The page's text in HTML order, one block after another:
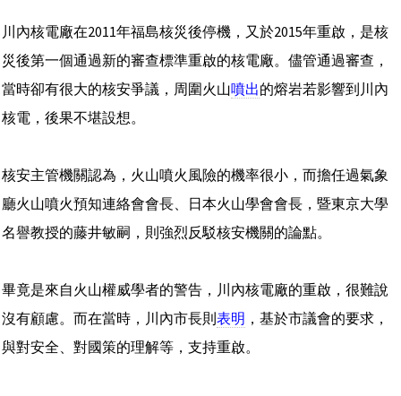
川內核電廠在2011年福島核災後停機，又於2015年重啟，是核
災後第一個通過新的審查標準重啟的核電廠。儘管通過審查，
當時卻有很大的核安爭議，周圍火山噴出的熔岩若影響到川內
核電，後果不堪設想。
核安主管機關認為，火山噴火風險的機率很小，而擔任過氣象
廳火山噴火預知連絡會會長、日本火山學會會長，暨東京大學
名譽教授的藤井敏嗣，則強烈反駁核安機關的論點。
畢竟是來自火山權威學者的警告，川內核電廠的重啟，很難說
沒有顧慮。而在當時，川內市長則表明 ，基於市議會的要求，
與對安全、對國策的理解等，支持重啟。